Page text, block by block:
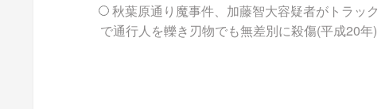
秋葉原通り魔事件、加藤智大容疑者がトラック
で通行人を轢き刃物でも無差別に殺傷(平成20年)